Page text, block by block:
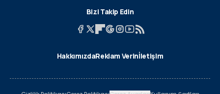
Bizi Takip Edin
HakkımızdaReklam Verinİletişim